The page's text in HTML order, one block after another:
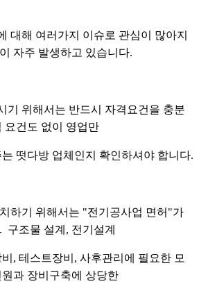
대해 여러가지 이슈로 관심이 많아지
자주 발생하고 있습니다.
기 위해서는 반드시 자격요건을 충분
요건도 없이 영업만
떳다방 업체인지 확인하셔야 합니다.
하기 위해서는 "전기공사업 면허"가
구조물 설계, 전기설계
, 테스트장비, 사후관리에 필요한 모
과 장비구축에 상당한